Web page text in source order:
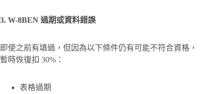
3. W-8BEN 過期或資料錯誤
即使之前有填過，但因為以下條件仍有可能不符合資格，
暫時恢復扣 30%：
表格過期